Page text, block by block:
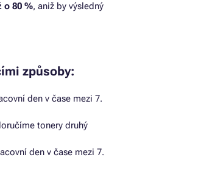
o 80 %, aniž by výsledný
způsoby:
den v čase mezi 7.
tonery druhý
den v čase mezi 7.